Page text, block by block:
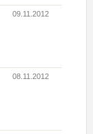
09.11.2012
08.11.2012